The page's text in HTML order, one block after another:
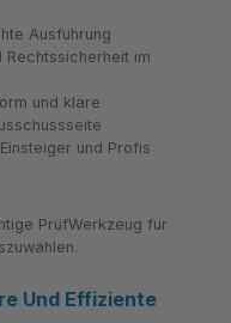
Ausführung
im
und klare
und Profis
PrüfWerkzeug für
Und Effiziente